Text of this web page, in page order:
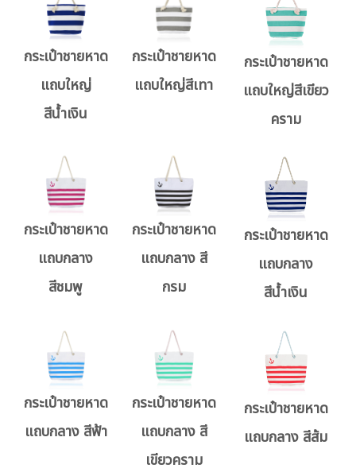
กระเป๋าชายหาด
แถบใหญ่
สีน้ำเงิน
กระเป๋าชายหาด
แถบใหญ่สีเทา
กระเป๋าชายหาด
แถบใหญ่สีเขียว
คราม
กระเป๋าชายหาด
แถบกลาง
สีชมพู
กระเป๋าชายหาด
แถบกลาง สี
กรม
กระเป๋าชายหาด
แถบกลาง
สีน้ำเงิน
กระเป๋าชายหาด
แถบกลาง สีฟ้า
กระเป๋าชายหาด
แถบกลาง สี
เขียวคราม
กระเป๋าชายหาด
แถบกลาง สีส้ม